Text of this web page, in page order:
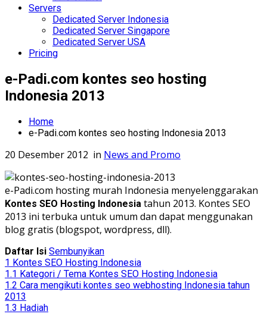
Servers
Dedicated Server Indonesia
Dedicated Server Singapore
Dedicated Server USA
Pricing
e-Padi.com kontes seo hosting
Indonesia 2013
Home
e-Padi.com kontes seo hosting Indonesia 2013
20 Desember 2012 in News and Promo
e-Padi.com hosting murah Indonesia menyelenggarakan
Kontes SEO Hosting Indonesia tahun 2013. Kontes SEO
2013 ini terbuka untuk umum dan dapat menggunakan
blog gratis (blogspot, wordpress, dll).
Daftar Isi Sembunyikan
1 Kontes SEO Hosting Indonesia
1.1 Kategori / Tema Kontes SEO Hosting Indonesia
1.2 Cara mengikuti kontes seo webhosting Indonesia tahun
2013
1.3 Hadiah